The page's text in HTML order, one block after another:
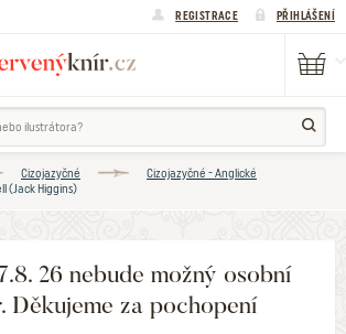
REGISTRACE PŘIHLÁŠENÍ
Cizojazyčné
Cizojazyčné - Anglické
(Jack Higgins)
26 nebude možný osobní
Děkujeme za pochopení